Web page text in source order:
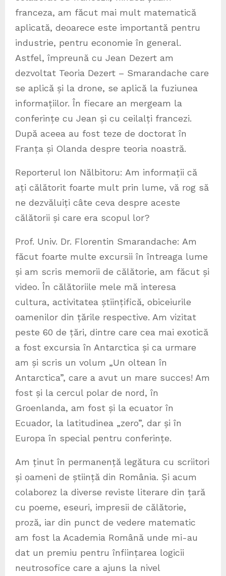
franceza, am făcut mai mult matematică
aplicată, deoarece este importantă pentru
industrie, pentru economie în general.
Astfel, împreună cu Jean Dezert am
dezvoltat Teoria Dezert – Smarandache care
se aplică și la drone, se aplică la fuziunea
informațiilor. În fiecare an mergeam la
conferințe cu Jean și cu ceilalți francezi.
După aceea au fost teze de doctorat în
Franța și Olanda despre teoria noastră.
Reporterul Ion Nălbitoru: Am informații că
ați călătorit foarte mult prin lume, vă rog să
ne dezvăluiți câte ceva despre aceste
călătorii și care era scopul lor?
Prof. Univ. Dr. Florentin Smarandache: Am
făcut foarte multe excursii în întreaga lume
și am scris memorii de călătorie, am făcut și
video. În călătoriile mele mă interesa
cultura, activitatea științifică, obiceiurile
oamenilor din țările respective. Am vizitat
peste 60 de țări, dintre care cea mai exotică
a fost excursia în Antarctica și ca urmare
am și scris un volum „Un oltean în
Antarctica”, care a avut un mare succes! Am
fost și la cercul polar de nord, în
Groenlanda, am fost și la ecuator în
Ecuador, la latitudinea „zero”, dar și în
Europa în special pentru conferințe.
Am ținut în permanență legătura cu scriitori
și oameni de știință din România. Și acum
colaborez la diverse reviste literare din țară
cu poeme, eseuri, impresii de călătorie,
proză, iar din punct de vedere matematic
am fost la Academia Română unde mi-au
dat un premiu pentru înființarea logicii
neutrosofice care a ajuns la nivel